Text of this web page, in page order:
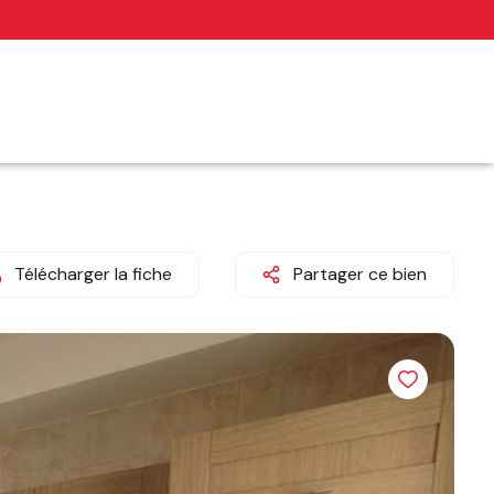
Télécharger la fiche Partager ce bien